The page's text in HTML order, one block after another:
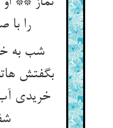
را با
شب به
بگفتش
خریدی